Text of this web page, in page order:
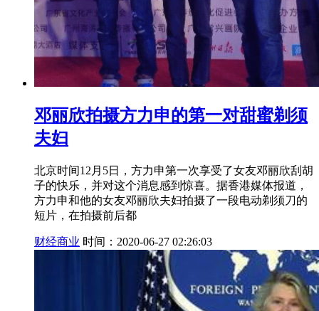
邓丽欣拍摄方力申的第一对甜蜜剃须
夫妇
北京时间12月5日，方力申第一次享受了女友邓丽欣刮胡
子的快乐，并对这个消息感到惊喜。据香港媒体报道，
方力申和他的女友邓丽欣夫妇拍摄了一段电动剃须刀的
短片，在拍摄前后都
财经商业 时间：2020-06-27 02:26:03